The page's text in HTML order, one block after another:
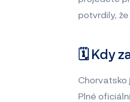
potvrdily,
🗓️ Kdy
Chorvatsko
Plné